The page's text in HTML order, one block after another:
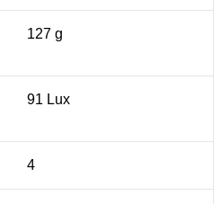
127 g
91 Lux
4